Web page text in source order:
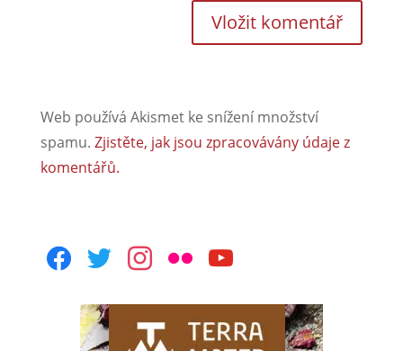
Web používá Akismet ke snížení množství
spamu. Zjistěte, jak jsou zpracovávány údaje z
komentářů.
facebooktwitterinstagram
flickr youtube